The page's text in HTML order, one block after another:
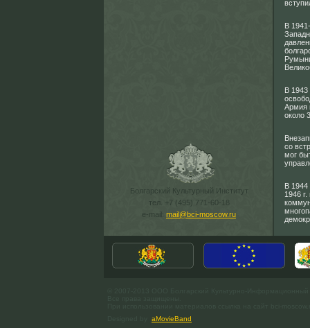
Болгарский Культурный Институт
тел. +7 (495) 771-60-18
e-mail: mail@bci-moscow.ru
В
В 1943
Армия
около
со
мог
В 1944
1946
aMovieBand